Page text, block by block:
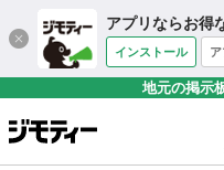
アプリならお得
インストール ア
地元の掲示